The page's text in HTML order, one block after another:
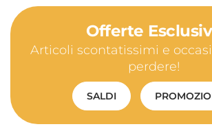
Offerte
Articoli scontatissimi e
perdere!
SALDI